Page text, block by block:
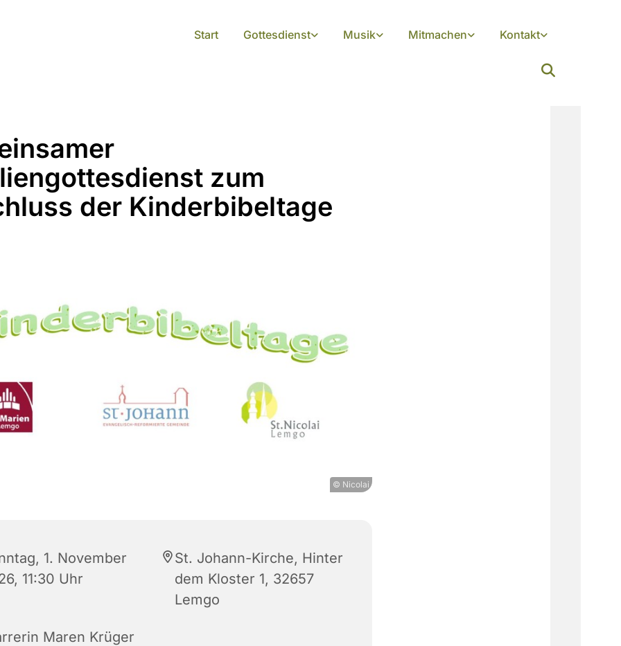
Start Gottesdienst Musik Mitmachen Kontakt
zum
der Kinderbibeltage
© Nicolai
1. November
11:30 Uhr
St. Johann-Kirche, Hinter
dem Kloster 1, 32657
Lemgo
Maren Krüger